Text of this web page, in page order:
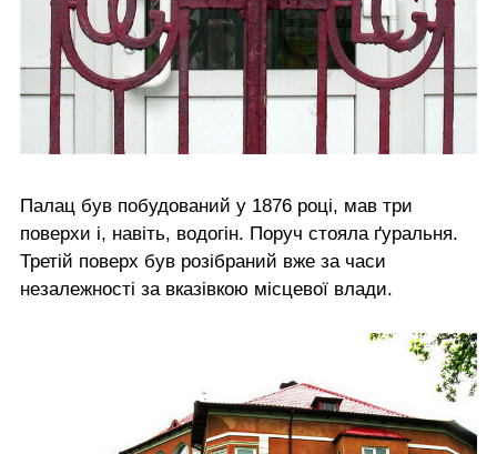
Палац був побудований у 1876 році, мав три
поверхи і, навіть, водогін. Поруч стояла ґуральня.
Третій поверх був розібраний вже за часи
незалежності за вказівкою місцевої влади.